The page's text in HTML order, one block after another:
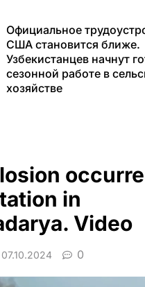
Официальное
США становится ближе.
Узбекистанцев начнут
сезонной работе в
хозяйстве
in
Video
07.10.2024 0